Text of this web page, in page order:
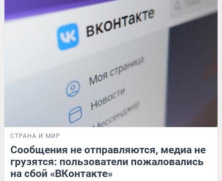
СТРАНА И МИР
Сообщения не отправляются, медиа не
грузятся: пользователи пожаловались
на сбой «ВКонтакте»